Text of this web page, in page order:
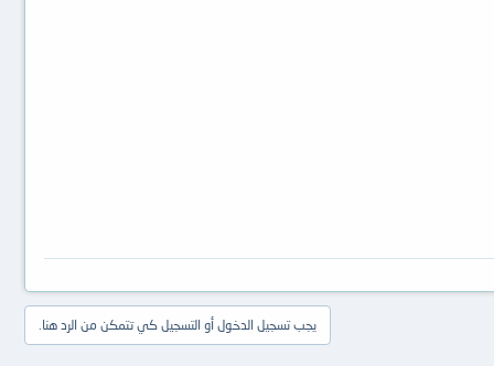
يجب تسجيل الدخول أو التسجيل كي تتمكن من الرد هنا.